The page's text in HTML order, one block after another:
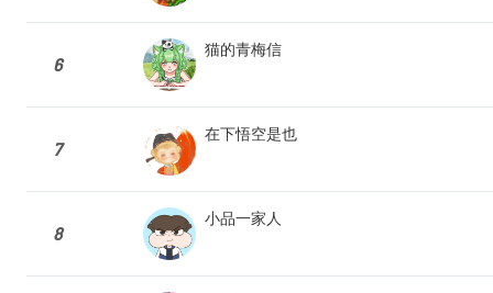
6
猫的青梅信
7
在下悟空是也
8
小品一家人